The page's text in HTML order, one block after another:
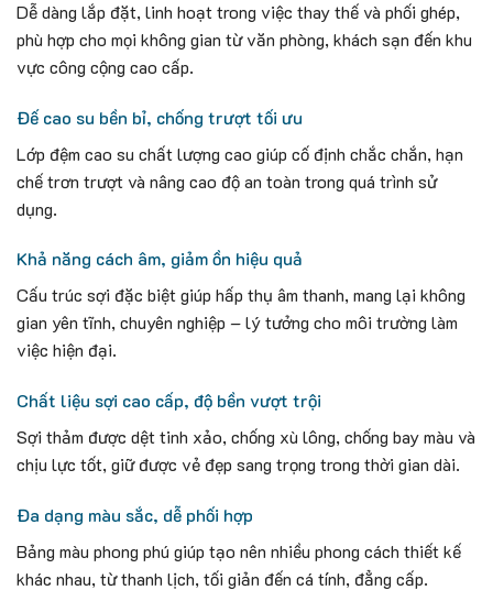
Dễ dàng lắp đặt, linh hoạt trong việc thay thế và phối ghép,
phù hợp cho mọi không gian từ văn phòng, khách sạn đến khu
vực công cộng cao cấp.
Đế cao su bền bỉ, chống trượt tối ưu
Lớp đệm cao su chất lượng cao giúp cố định chắc chắn, hạn
chế trơn trượt và nâng cao độ an toàn trong quá trình sử
dụng.
Khả năng cách âm, giảm ồn hiệu quả
Cấu trúc sợi đặc biệt giúp hấp thụ âm thanh, mang lại không
gian yên tĩnh, chuyên nghiệp – lý tưởng cho môi trường làm
việc hiện đại.
Chất liệu sợi cao cấp, độ bền vượt trội
Sợi thảm được dệt tinh xảo, chống xù lông, chống bay màu và
chịu lực tốt, giữ được vẻ đẹp sang trọng trong thời gian dài.
Đa dạng màu sắc, dễ phối hợp
Bảng màu phong phú giúp tạo nên nhiều phong cách thiết kế
khác nhau, từ thanh lịch, tối giản đến cá tính, đẳng cấp.